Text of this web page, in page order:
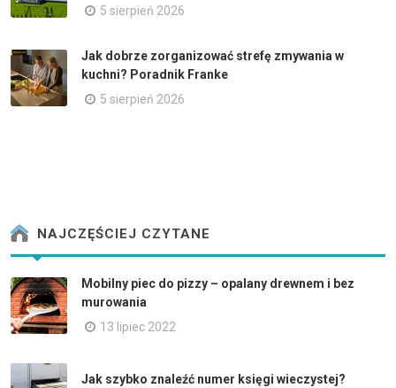
5 sierpień 2026
Jak dobrze zorganizować strefę zmywania w
kuchni? Poradnik Franke
5 sierpień 2026
NAJCZĘŚCIEJ CZYTANE
Mobilny piec do pizzy – opalany drewnem i bez
murowania
13 lipiec 2022
Jak szybko znaleźć numer księgi wieczystej?